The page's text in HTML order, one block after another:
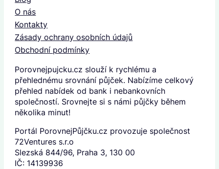
O nás
Kontakty
Zásady ochrany osobních údajů
Obchodní podmínky
Porovnejpujcku.cz slouží k rychlému a
přehlednému srovnání půjček. Nabízíme celkový
přehled nabídek od bank i nebankovních
společností. Srovnejte si s námi půjčky během
několika minut!
Portál PorovnejPůjčku.cz provozuje společnost
72Ventures s.r.o
Slezská 844/96, Praha 3, 130 00
IČ: 14139936